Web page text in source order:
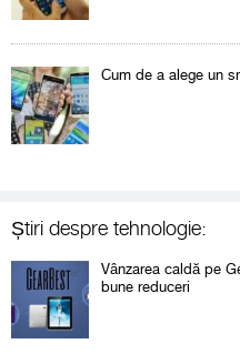
Cum de a alege un
Știri despre tehnologie:
Vânzarea caldă pe
bune reduceri